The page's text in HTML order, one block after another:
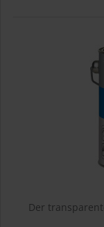
Der